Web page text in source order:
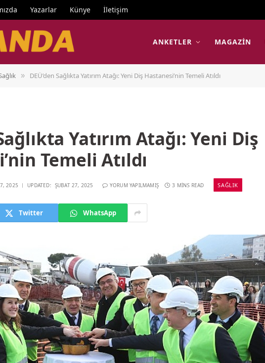
Yazarlar Künye İletişim
ANKETLER MAGAZIN
» DEÜ’den Sağlıkta Yatırım Atağı: Yeni Diş Hastanesi’nin Temeli Atıldı
Yatırım Atağı: Yeni Diş
Temeli Atıldı
2025 UPDATED: ŞUBAT 27, 2025 YORUM YAPILMAMIŞ 3 MINS READ SAĞLIK
Twitter WhatsApp